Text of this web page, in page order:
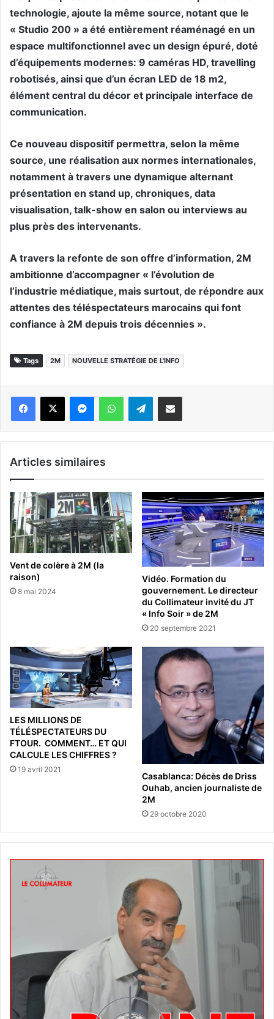
technologie, ajoute la même source, notant que le
« Studio 200 » a été entièrement réaménagé en un
espace multifonctionnel avec un design épuré, doté
d’équipements modernes: 9 caméras HD, travelling
robotisés, ainsi que d’un écran LED de 18 m2,
élément central du décor et principale interface de
communication.
Ce nouveau dispositif permettra, selon la même
source, une réalisation aux normes internationales,
notamment à travers une dynamique alternant
présentation en stand up, chroniques, data
visualisation, talk-show en salon ou interviews au
plus près des intervenants.
A travers la refonte de son offre d’information, 2M
ambitionne d’accompagner « l’évolution de
l’industrie médiatique, mais surtout, de répondre aux
attentes des téléspectateurs marocains qui font
confiance à 2M depuis trois décennies ».
Tags 2M NOUVELLE STRATÉGIE DE L'INFO
WhatsApp Telegram
Articles similaires
Vent de colère à 2M (la
raison)
8 mai 2024
Vidéo. Formation du
gouvernement. Le directeur
du Collimateur invité du JT
« Info Soir » de 2M
20 septembre 2021
LES MILLIONS DE
TÉLÉSPECTATEURS DU
FTOUR. COMMENT… ET QUI
CALCULE LES CHIFFRES ?
19 avril 2021
Casablanca: Décès de Driss
Ouhab, ancien journaliste de
2M
29 octobre 2020